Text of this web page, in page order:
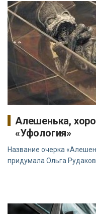
Алешенька,
«Уфология»
Название очерка
придумала Ольга